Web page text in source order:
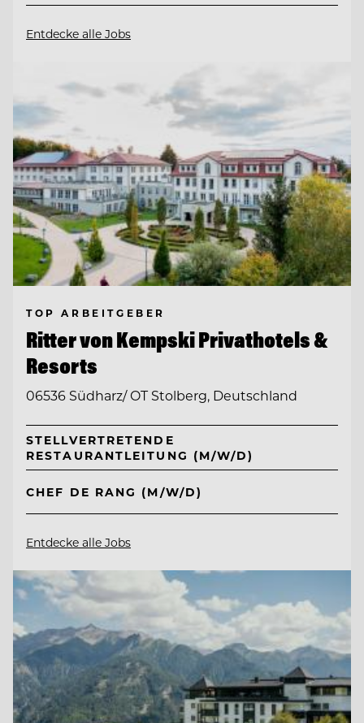
Entdecke alle Jobs
TOP ARBEITGEBER
Ritter von Kempski Privathotels &
Resorts
06536 Südharz/ OT Stolberg, Deutschland
STELLVERTRETENDE
RESTAURANTLEITUNG (M/W/D)
CHEF DE RANG (M/W/D)
Entdecke alle Jobs